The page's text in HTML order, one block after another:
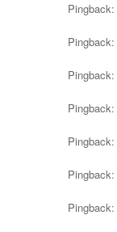
Pingback:
Pingback:
Pingback:
Pingback:
Pingback:
Pingback:
Pingback: